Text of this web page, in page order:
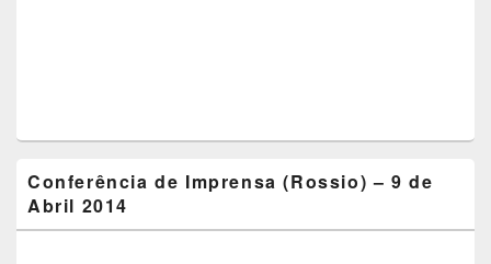
Conferência de Imprensa (Rossio) – 9 de
Abril 2014